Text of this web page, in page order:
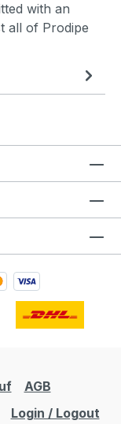
with an
all of Prodipe
AGB
Login / Logout